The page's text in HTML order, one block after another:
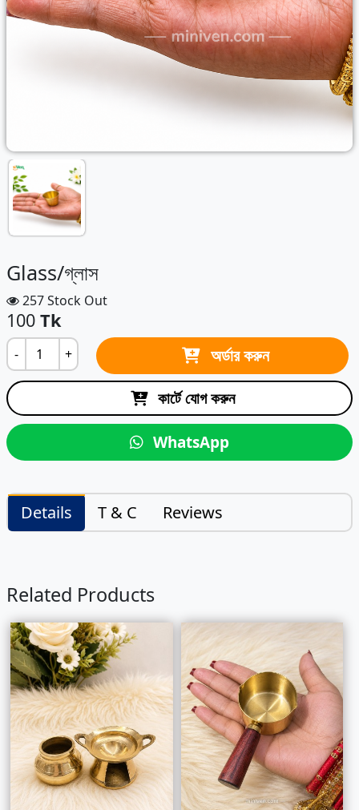
Glass/গ্লাস
257 Stock Out
100 Tk
- + অর্ডার করুন
কার্টে যোগ করুন
WhatsApp
Details T & C Reviews
Related Products